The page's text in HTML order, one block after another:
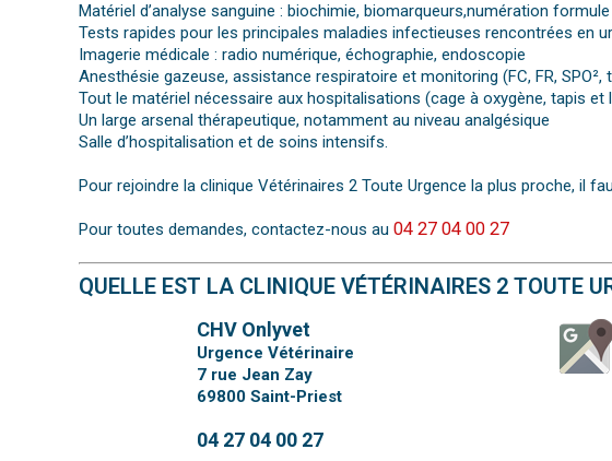
Matériel d’analyse sanguine : biochimie, biomarqueurs,numération
Tests rapides pour les principales maladies infectieuses rencontrées en
Imagerie médicale : radio numérique, échographie, endoscopie
Anesthésie gazeuse, assistance respiratoire et monitoring (FC, FR,
Tout le matériel nécessaire aux hospitalisations (cage à oxygène, tapis
Un large arsenal thérapeutique, notamment au niveau analgésique
Salle d’hospitalisation et de soins intensifs.
Pour rejoindre la clinique Vétérinaires 2 Toute Urgence la plus proche, il
Pour toutes demandes, contactez-nous au 04 27 04 00 27
QUELLE EST LA CLINIQUE VÉTÉRINAIRES 2 TOUTE
CHV Onlyvet
Urgence Vétérinaire
7 rue Jean Zay
69800 Saint-Priest
04 27 04 00 27